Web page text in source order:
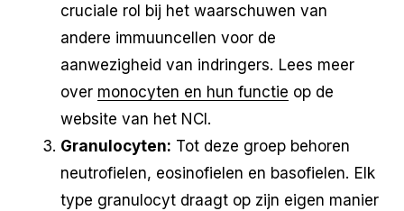
cruciale rol bij het waarschuwen van
andere immuuncellen voor de
aanwezigheid van indringers. Lees meer
over monocyten en hun functie op de
website van het NCI.
Granulocyten: Tot deze groep behoren
neutrofielen, eosinofielen en basofielen. Elk
type granulocyt draagt op zijn eigen manier